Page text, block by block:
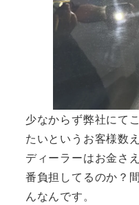
少なからず弊社にて
たいというお客様数
ディーラーはお金さ
番負担してるのか？
んなんです。